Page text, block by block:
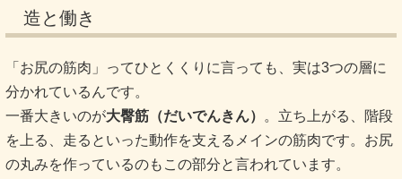
造と働き
「お尻の筋肉」ってひとくくりに言っても、実は3つの層に
分かれているんです。
一番大きいのが大臀筋（だいでんきん）
。立ち上がる、階段
を上る、走るといった動作を支えるメインの筋肉です。お尻
の丸みを作っているのもこの部分と言われています。